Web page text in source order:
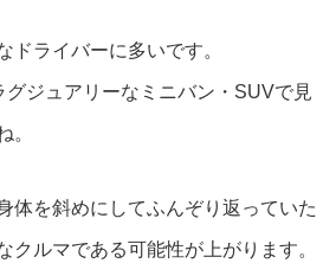
ドライバーに多いです。
グジュアリーなミニバン・SUVで見
。
体を斜めにしてふんぞり返っていた
クルマである可能性が上がります。